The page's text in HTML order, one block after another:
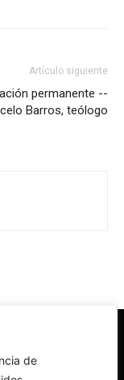
de
Artículo siguiente
permanente --
Barros, teólogo
sociedad